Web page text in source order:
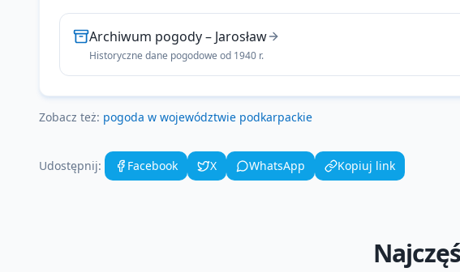
Archiwum pogody– Jarosław
Historyczne dane pogodowe od 1940 r.
Zobacz też: pogoda w województwie podkarpackie
Udostępnij: Facebook X WhatsApp Kopiuj link